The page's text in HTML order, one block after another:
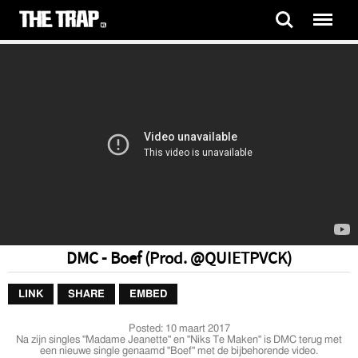
DMC - Boef (Prod. @QUIETPVCK)
LINK SHARE EMBED
Posted:10 maart 2017
Na zijn singles "Madame Jeanette" en "Niks Te Maken" is DMC terug met
een nieuwe single genaamd "Boef" met de bijbehorende video.